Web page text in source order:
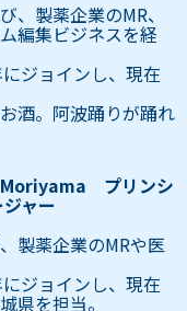
、製薬企業のMR、
編集ビジネスを経
ジョインし、現在
酒。阿波踊りが踊れ
プリンシ
ャー
製薬企業のMRや医
ジョインし、現在
県を担当。